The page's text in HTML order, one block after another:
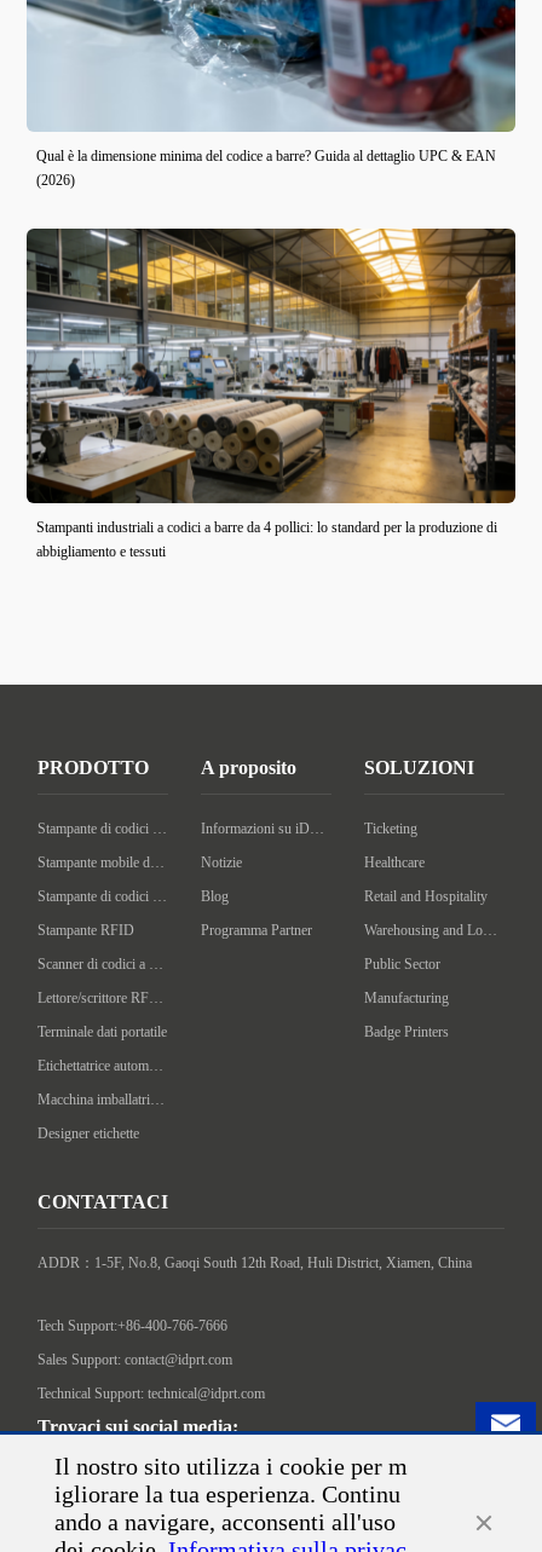
Qual è la dimensione minima del codice a barre? Guida al dettaglio UPC & EAN
(2026)
Stampanti industriali a codici a barre da 4 pollici: lo standard per la produzione di
abbigliamento e tessuti
Il nostro sito utilizza i cookie per m
igliorare la tua esperienza. Continu
ando a navigare, acconsenti all'uso
PRODOTTO
Stampante di codici a barre desktop
Stampante mobile di codici a barre
Stampante di codici a barre industriale
Stampante RFID
Scanner di codici a barre portatile
Lettore/scrittore RFID portatile
Terminale dati portatile
Etichettatrice automatica
Macchina imballatrice intelligente
Designer etichette
A proposito
Informazioni su iDPRT
Notizie
Blog
Programma Partner
SOLUZIONI
Ticketing
Healthcare
Retail and Hospitality
Warehousing and Logistics
Public Sector
Manufacturing
Badge Printers
CONTATTACI
ADDR：1-5F, No.8, Gaoqi South 12th Road, Huli District, Xiamen, China
Tech Support:+86-400-766-7666
Sales Support: contact@idprt.com
Technical Support: technical@idprt.com
Trovaci sui social media: